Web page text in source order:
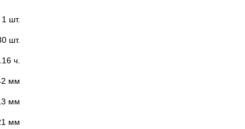
1 шт.
шт.
ч.
мм
мм
мм